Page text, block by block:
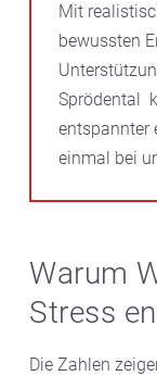
Mit
bewussten
Sprödental
entspannter
einmal bei
Warum
Stress
Die Zahlen